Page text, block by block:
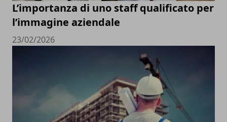
L’importanza di uno staff qualificato per
l’immagine aziendale
23/02/2026